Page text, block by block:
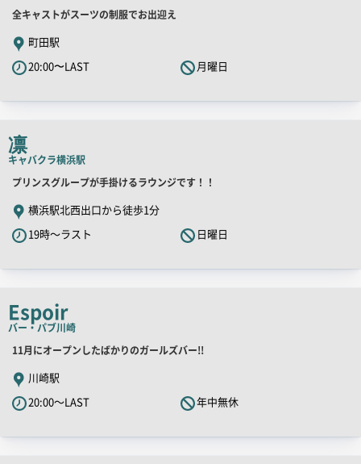
店
舗
PR
キ
コ
ピ
ー
全キャストがスーツの制服でお出迎え
町田駅
20:00〜LAST
月曜日
凛
キャバクラ横浜駅
店
舗
PR
キ
コ
ー
プリンスグループが手掛けるラウンジです！！
横浜駅北西出口から徒歩1分
19時～ラスト
日曜日
Espoir
バー・パブ川崎
店
舗
PR
キ
11月にオープンしたばかりのガールズバー!!
川崎駅
20:00～LAST
年中無休